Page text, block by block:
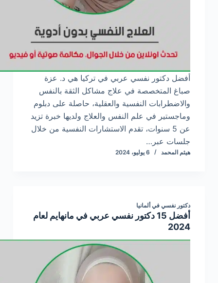
أفضل دكتور نفسي عربي في تركيا هي د. عزة
صباغ المتخصصة في علاج مشاكل الثقة بالنفس
والاضطرابات النفسية والعقلية، حاصلة على دبلوم
وماجستير في علم النفس والعلاج ولديها خبرة تزيد
عن 5 سنوات، تقدم الاستشارات النفسية من خلال
جلسات عبر…
هيثم المحمد 6 يوليو، 2024
دكتور نفسي في ألمانيا
أفضل 15 دكتور نفسي عربي في مانهايم لعام
2024